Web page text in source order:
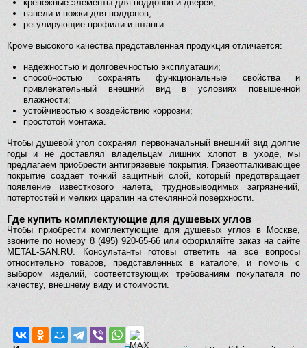
крепежные элементы для поддонов и дверей;
панели и ножки для поддонов;
регулирующие профили и штанги.
Кроме высокого качества представленная продукция отличается:
надежностью и долговечностью эксплуатации;
способностью сохранять функциональные свойства и
привлекательный внешний вид в условиях повышенной
влажности;
устойчивостью к воздействию коррозии;
простотой монтажа.
Чтобы душевой угол сохранял первоначальный внешний вид долгие
годы и не доставлял владельцам лишних хлопот в уходе, мы
предлагаем приобрести антигрязевые покрытия. Грязеотталкивающее
покрытие создает тонкий защитный слой, который предотвращает
появление известкового налета, трудновыводимых загрязнений,
потертостей и мелких царапин на стеклянной поверхности.
Где купить комплектующие для душевых углов
Чтобы приобрести комплектующие для душевых углов в Москве,
звоните по номеру 8 (495) 920-65-66 или оформляйте заказ на сайте
METAL-SAN.RU. Консультанты готовы ответить на все вопросы
относительно товаров, представленных в каталоге, и помочь с
выбором изделий, соответствующих требованиям покупателя по
качеству, внешнему виду и стоимости.